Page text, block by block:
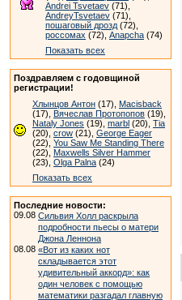
Andrei Tsvetaev (71),
AndreyTsvetaev (71),
пошаговый дрозд (72),
россомах (72), Anapcha (74)
Показать всех
Поздравляем с годовщиной
регистрации!
Хлынцов Антон (17), Macisback
(17), Вячеслав Протопопов (19),
Nataly Jones (19), marbl (20), Tia
(20), crow (21), George Eager
(22), You Saw Me Standing There
(22), Maxwells Silver Hammer
(23), Olga Palna (24)
Показать всех
Последние новости:
09.08 Сильвия Холл раскрыла
подробности пьесы о матери
Джона Леннона
08.08 «Вот из каких нот
складывается этот
удивительный аккорд»: как
один человек с помощью
математики разгадал главную